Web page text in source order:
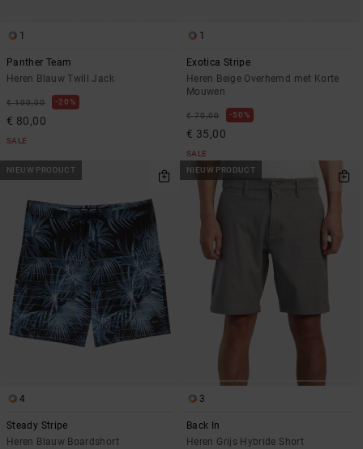
1
Panther Team
Heren Blauw Twill Jack
€ 100,00 20%
€ 80,00
SALE
1
Exotica Stripe
Heren Beige Overhemd met Korte
Mouwen
€ 70,00 50%
€ 35,00
SALE
NIEUW PRODUCT
4
Steady Stripe
Heren Blauw Boardshort
NIEUW PRODUCT
3
Back In
Heren Grijs Hybride Short